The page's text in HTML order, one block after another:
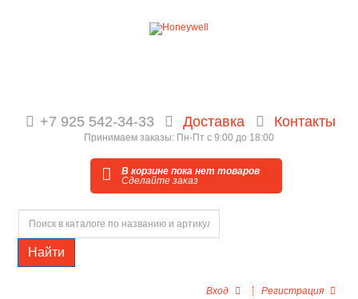
+7 925 542-34-33 Доставка Контакты
Принимаем заказы: Пн-Пт с 9:00 до 18:00
В корзине пока нет товаров
Сделайте заказ
Найти
Вход Регистрация